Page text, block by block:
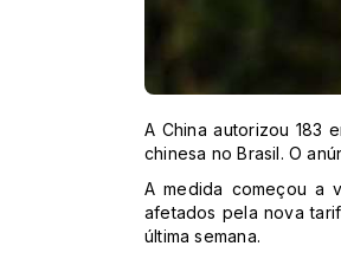
A China autorizou 183
chinesa no Brasil. O
A medida começou a
afetados pela nova
última semana.